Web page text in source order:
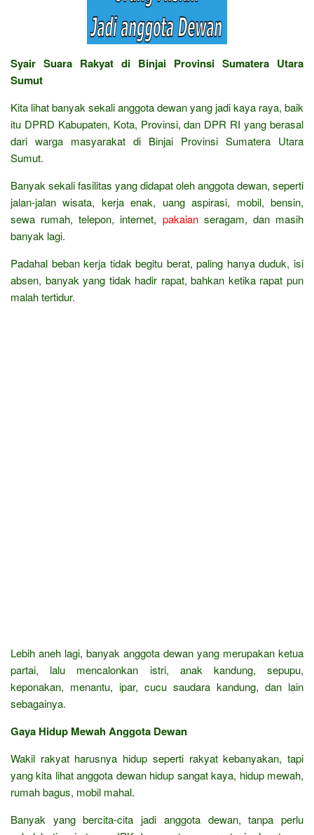
Syair Suara Rakyat di Binjai Provinsi Sumatera Utara
Sumut
Kita lihat banyak sekali anggota dewan yang jadi kaya raya, baik
itu DPRD Kabupaten, Kota, Provinsi, dan DPR RI yang berasal
dari warga masyarakat di Binjai Provinsi Sumatera Utara
Sumut.
Banyak sekali fasilitas yang didapat oleh anggota dewan, seperti
jalan-jalan wisata, kerja enak, uang aspirasi, mobil, bensin,
sewa rumah, telepon, internet, pakaianseragam, dan masih
banyak lagi.
Padahal beban kerja tidak begitu berat, paling hanya duduk, isi
absen, banyak yang tidak hadir rapat, bahkan ketika rapat pun
malah tertidur.
Lebih aneh lagi, banyak anggota dewan yang merupakan ketua
partai, lalu mencalonkan istri, anak kandung, sepupu,
keponakan, menantu, ipar, cucu saudara kandung, dan lain
sebagainya.
Gaya Hidup Mewah Anggota Dewan
Wakil rakyat harusnya hidup seperti rakyat kebanyakan, tapi
yang kita lihat anggota dewan hidup sangat kaya, hidup mewah,
rumah bagus, mobil mahal.
Banyak yang bercita-cita jadi anggota dewan, tanpa perlu